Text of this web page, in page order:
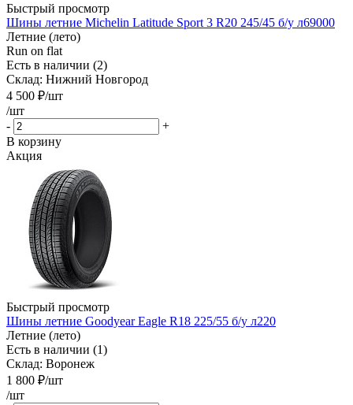
Быстрый просмотр
Шины летние Michelin Latitude Sport 3 R20 245/45 б/у л69000
Летние (лето)
Run on flat
Есть в наличии (2)
Склад: Нижний Новгород
4 500 ₽/шт
/шт
-
+
В корзину
Акция
Быстрый просмотр
Шины летние Goodyear Eagle R18 225/55 б/у л220
Летние (лето)
Есть в наличии (1)
Склад: Воронеж
1 800 ₽/шт
/шт